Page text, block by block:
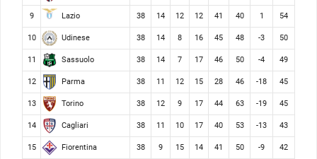
9 Lazio 38 14 12 12 41 40 1 54
10 Udinese 38 14 8 16 45 48 -3 50
11 Sassuolo 38 14 7 17 46 50 -4 49
12 Parma 38 11 12 15 28 46 -18 45
13 Torino 38 12 9 17 44 63 -19 45
14 Cagliari 38 11 10 17 40 53 -13 43
15 Fiorentina 38 9 15 14 41 50 -9 42